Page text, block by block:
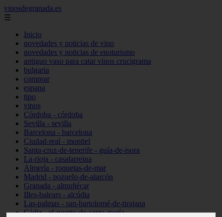
vinosdegranada.es
☰
Inicio
novedades y noticias de vino
novedades y noticias de enoturismo
antiguo vaso para catar vinos crucigrama
bulgaria
comprar
espana
tipo
vinos
Córdoba - córdoba
Sevilla - sevilla
Barcelona - barcelona
Ciudad-real - montiel
Santa-cruz-de-tenerife - guía-de-isora
La-rioja - casalarreina
Almería - roquetas-de-mar
Madrid - pozuelo-de-alarcón
Granada - almuñécar
Illes-balears - alcúdia
Las-palmas - san-bartolomé-de-tirajana
Cádiz - el-puerto-de-santa-maría